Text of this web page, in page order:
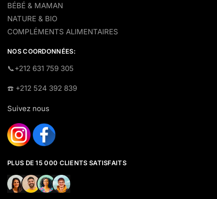
BÉBÉ & MAMAN
NATURE & BIO
COMPLÉMENTS ALIMENTAIRES
NOS COORDONNÉES:
​📞+212 631 759 305
☎️​ +212 524 392 839
Suivez nous
PLUS DE 15 000 CLIENTS SATISFAITS